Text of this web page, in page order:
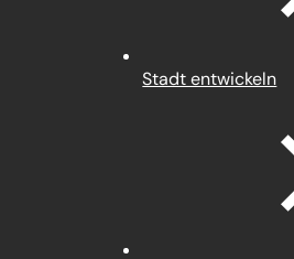
Stadt entwickeln